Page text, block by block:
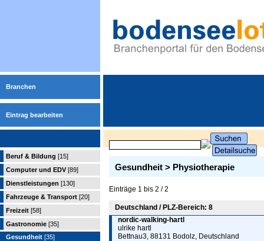
Branchen
Eintrag bearbeiten
Beruf & Bildung [15]
Computer und EDV [89]
Dienstleistungen [130]
Fahrzeuge & Transport [20]
Freizeit [58]
Gastronomie [35]
Gesundheit [35]
Gesundheit > Physiotherapie
Einträge 1 bis 2 / 2
Deutschland / PLZ-Bereich: 8
nordic-walking-hartl
ulrike hartl
Bettnau3, 88131 Bodolz, Deutschland